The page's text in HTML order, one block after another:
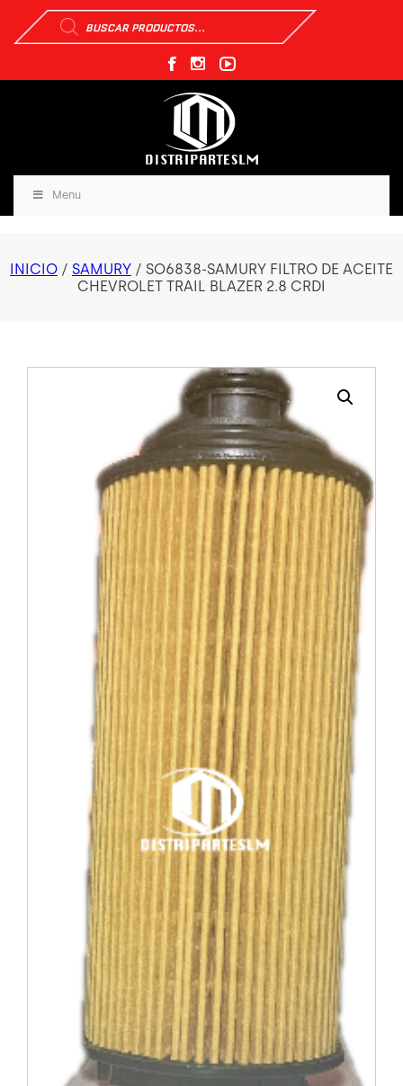
Búsqueda
de
productos
Menu
INICIO / SAMURY / SO6838-SAMURY FILTRO DE ACEITE
CHEVROLET TRAIL BLAZER 2.8 CRDI